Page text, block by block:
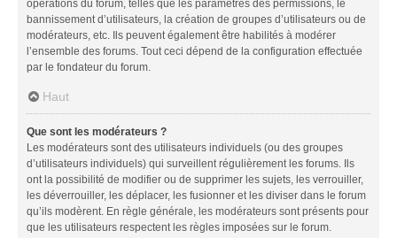
opérations du forum, telles que les paramètres des permissions, le
bannissement d’utilisateurs, la création de groupes d’utilisateurs ou de
modérateurs, etc. Ils peuvent également être habilités à modérer
l’ensemble des forums. Tout ceci dépend de la configuration effectuée
par le fondateur du forum.
Haut
Que sont les modérateurs ?
Les modérateurs sont des utilisateurs individuels (ou des groupes
d’utilisateurs individuels) qui surveillent régulièrement les forums. Ils
ont la possibilité de modifier ou de supprimer les sujets, les verrouiller,
les déverrouiller, les déplacer, les fusionner et les diviser dans le forum
qu’ils modèrent. En règle générale, les modérateurs sont présents pour
que les utilisateurs respectent les règles imposées sur le forum.